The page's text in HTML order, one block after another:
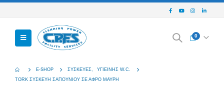
0
E-SHOP ΣΥΣΚΕΥΈΣ
ΥΓΙΕΙΝΉΣ W.C.
TORK ΣΥΣΚΕΥΗ ΣΑΠΟΥΝΙΟΥ ΣΕ ΑΦΡΟ ΜΑΥΡΗ